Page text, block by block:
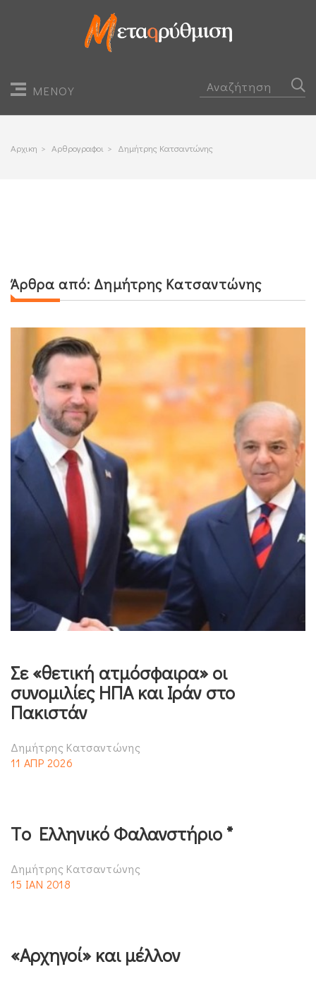
ΜΕΝΟΥ
Αρχικη > Αρθρογραφοι > Δημήτρης Κατσαντώνης
Άρθρα από: Δημήτρης Κατσαντώνης
Σε «θετική ατμόσφαιρα» οι
συνομιλίες ΗΠΑ και Ιράν στο
Πακιστάν
Δημήτρης Κατσαντώνης
11 ΑΠΡ 2026
Τo Eλληνικό Φαλανστήριο *
Δημήτρης Κατσαντώνης
15 ΙΑΝ 2018
«Αρχηγοί» και μέλλον